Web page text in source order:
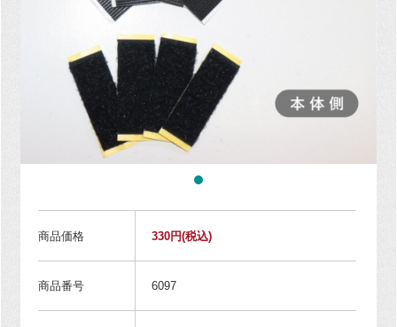
商品価格 330円(税込)
商品番号 6097